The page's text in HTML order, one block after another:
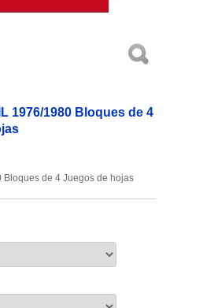
1976/1980 Bloques de 4
Bloques de 4 Juegos de hojas